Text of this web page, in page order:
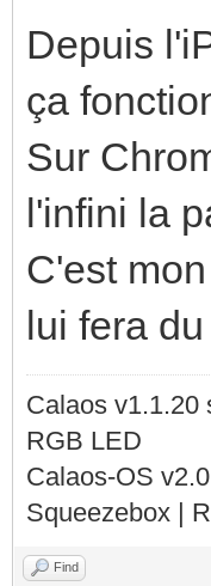
Depuis
ça
Sur
l'infini la
C'est
lui fera
Calaos v1.1.20
RGB LED
Calaos-OS
Squeezebox |
Find